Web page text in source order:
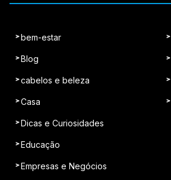
bem-estar
Blog
cabelos e beleza
Casa
Dicas e Curiosidades
Educação
Empresas e Negócios